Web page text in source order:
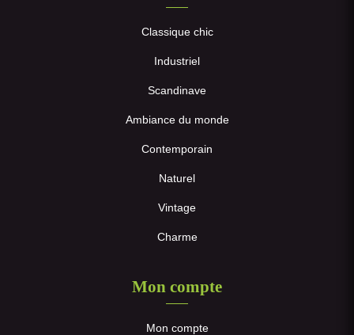
Classique chic
Industriel
Scandinave
Ambiance du monde
Contemporain
Naturel
Vintage
Charme
Mon compte
Mon compte